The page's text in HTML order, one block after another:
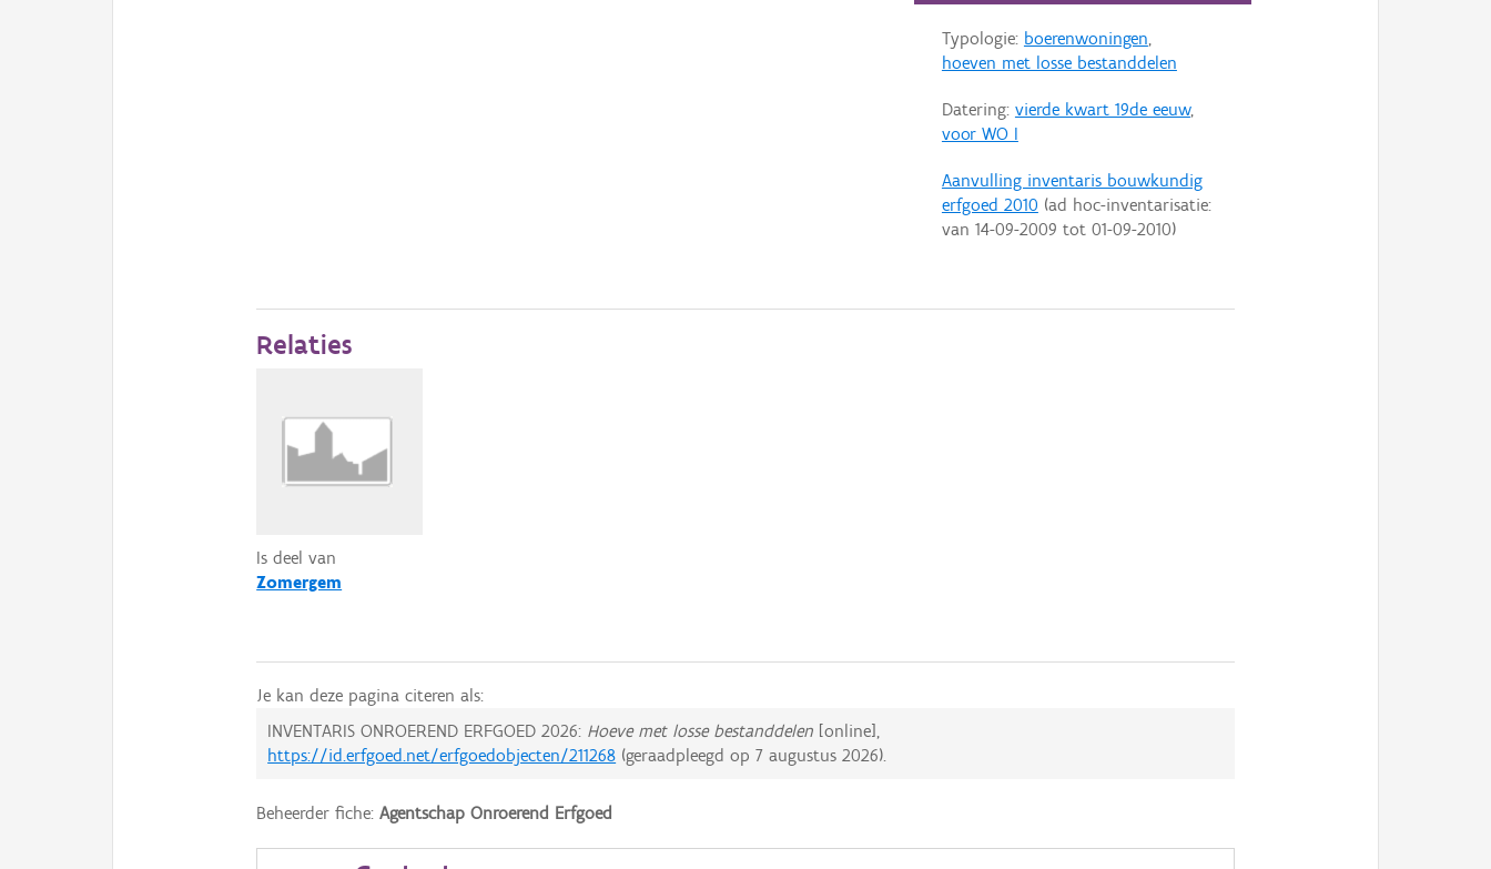
Typologie: boerenwoningen,
hoeven met losse bestanddelen
Datering: vierde kwart 19de eeuw,
voor WO I
Aanvulling inventaris bouwkundig
erfgoed 2010 (ad hoc-inventarisatie:
van 14-09-2009 tot 01-09-2010)
Relaties
Is deel van
Zomergem
Je kan deze pagina citeren als:
INVENTARIS ONROEREND ERFGOED 2026: Hoeve met losse bestanddelen [online],
https://id.erfgoed.net/erfgoedobjecten/211268 (geraadpleegd op7 augustus 2026).
Beheerder fiche:Agentschap Onroerend Erfgoed